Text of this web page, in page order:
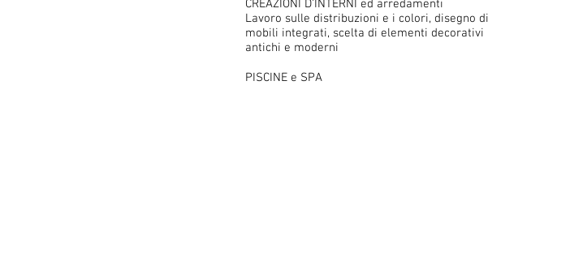
CREAZIONI D’INTERNI ed arredamenti
Lavoro sulle distribuzioni e i colori, disegno di
mobili integrati, scelta di elementi decorativi
antichi e moderni
PISCINE e SPA